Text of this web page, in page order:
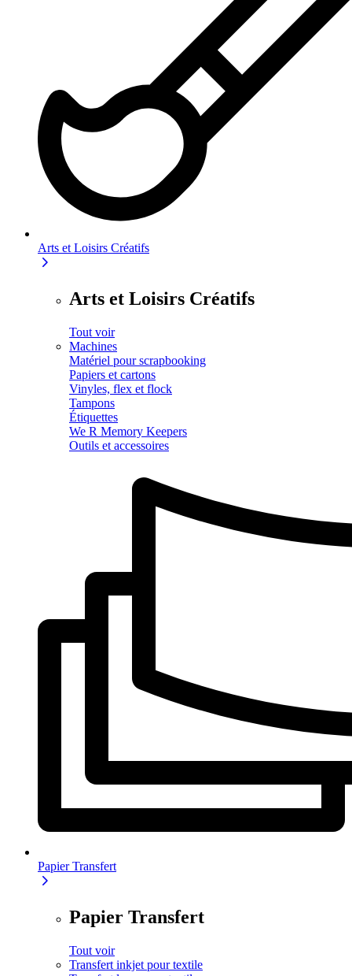
Arts et Loisirs Créatifs
Arts et Loisirs Créatifs
Tout voir
Machines
Matériel pour scrapbooking
Papiers et cartons
Vinyles, flex et flock
Tampons
Étiquettes
We R Memory Keepers
Outils et accessoires
Papier Transfert
Papier Transfert
Tout voir
Transfert inkjet pour textile